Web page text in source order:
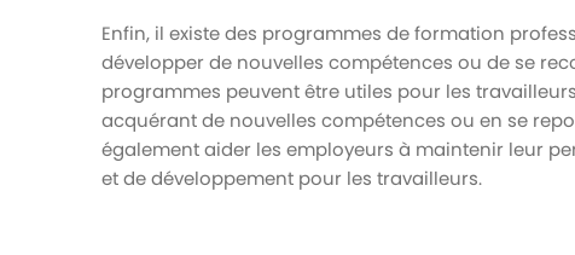
Enfin, il existe des programmes de formation
développer de nouvelles compétences ou de se
programmes peuvent être utiles pour les
acquérant de nouvelles compétences ou en se
également aider les employeurs à maintenir leur
et de développement pour les travailleurs.